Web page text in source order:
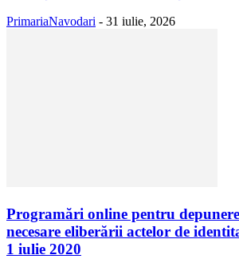
PrimariaNavodari - 31 iulie, 2026
Programări online pentru
necesare eliberării actelor de
1 iulie 2020